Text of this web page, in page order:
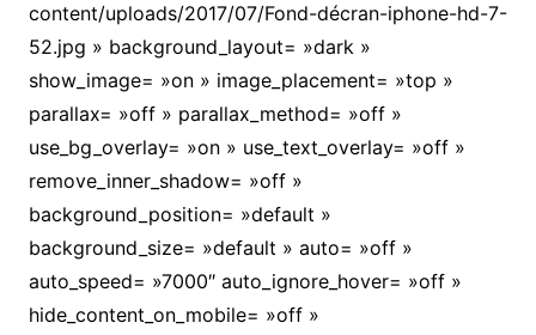
content/uploads/2017/07/Fond-décran-iphone-hd-7-
52.jpg » background_layout= »dark »
show_image= »on » image_placement= »top »
parallax= »off » parallax_method= »off »
use_bg_overlay= »on » use_text_overlay= »off »
remove_inner_shadow= »off »
background_position= »default »
background_size= »default » auto= »off »
auto_speed= »7000″ auto_ignore_hover= »off »
hide_content_on_mobile= »off »